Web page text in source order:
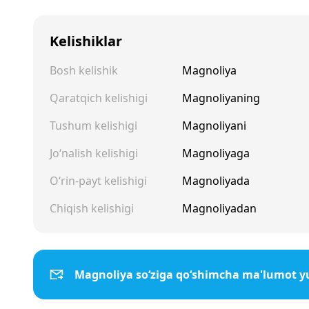
Kelishiklar
Bosh kelishik
Magnoliya
Qaratqich kelishigi
Magnoliyaning
Tushum kelishigi
Magnoliyani
Jo‘nalish kelishigi
Magnoliyaga
O‘rin-payt kelishigi
Magnoliyada
Chiqish kelishigi
Magnoliyadan
Magnoliya so‘ziga qo‘shimcha ma'lumot